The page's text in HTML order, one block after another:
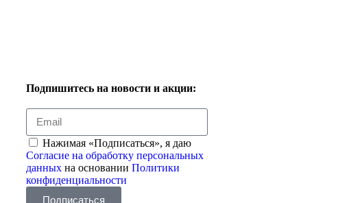
Подпишитесь на новости и акции:
Нажимая «Подписаться», я даю
Согласие на обработку персональных
данных на основании Политики
конфиденциальности
Подписаться